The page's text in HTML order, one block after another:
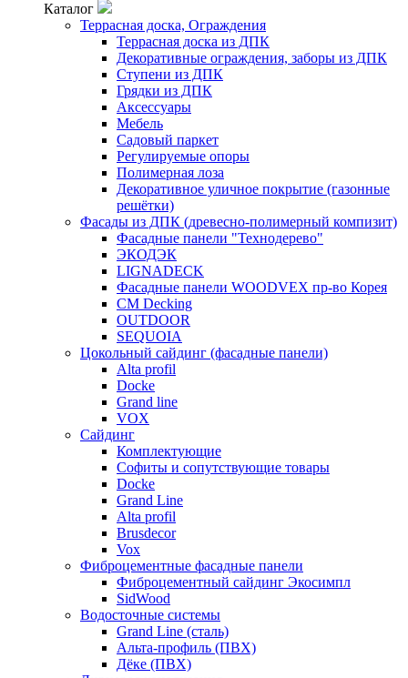
Каталог
Террасная доска, Ограждения
Террасная доска из ДПК
Декоративные ограждения, заборы из ДПК
Ступени из ДПК
Грядки из ДПК
Аксессуары
Мебель
Садовый паркет
Регулируемые опоры
Полимерная лоза
Декоративное уличное покрытие (газонные
решётки)
Фасады из ДПК (древесно-полимерный компизит)
Фасадные панели "Технодерево"
ЭКОДЭК
LIGNADECK
Фасадные панели WOODVEX пр-во Корея
CM Decking
OUTDOOR
SEQUOIA
Цокольный сайдинг (фасадные панели)
Alta profil
Docke
Grand line
VOX
Сайдинг
Комплектующие
Софиты и сопутствующие товары
Docke
Grand Line
Alta profil
Brusdecor
Vox
Фиброцементные фасадные панели
Фиброцементный сайдинг Экосимпл
SidWood
Водосточные системы
Grand Line (сталь)
Альта-профиль (ПВХ)
Дёке (ПВХ)